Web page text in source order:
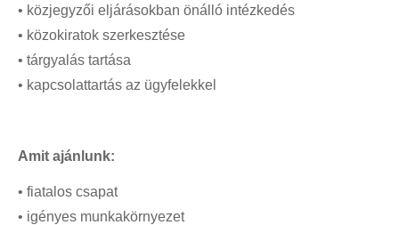
Álláshírlevél-regisztráció
Alumni adatok frissítése
GYIK
Képzések
• közjegyzői eljárásokban önálló intézkedés
• közokiratok szerkesztése
• tárgyalás tartása
• kapcsolattartás az ügyfelekkel
Amit ajánlunk:
• fiatalos csapat
• igényes munkakörnyezet